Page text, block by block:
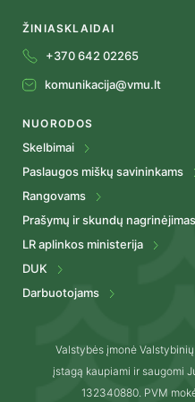
ŽINIASKLAIDAI
+370 642 02265
komunikacija@vmu.lt
NUORODOS
Skelbimai
Paslaugos miškų savininkams
Rangovams
Prašymų ir skundų nagrinėjimas
LR aplinkos ministerija
DUK
Darbuotojams
Valstybės įmonė
įstagą kaupiami ir saugomi
132340880. PVM